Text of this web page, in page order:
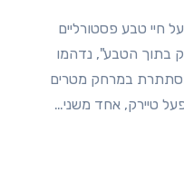
בתוך הטבע", נדהמו
במרחק מטרים
טיירק, אחד משני…